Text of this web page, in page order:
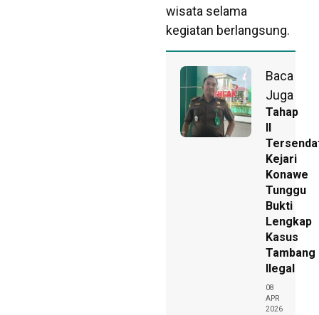
wisata selama
kegiatan berlangsung.
Baca
Juga
Tahap
II
Kejari
Konawe
Tunggu
Bukti
Lengkap
Kasus
Tambang
Ilegal
08
APR
2026